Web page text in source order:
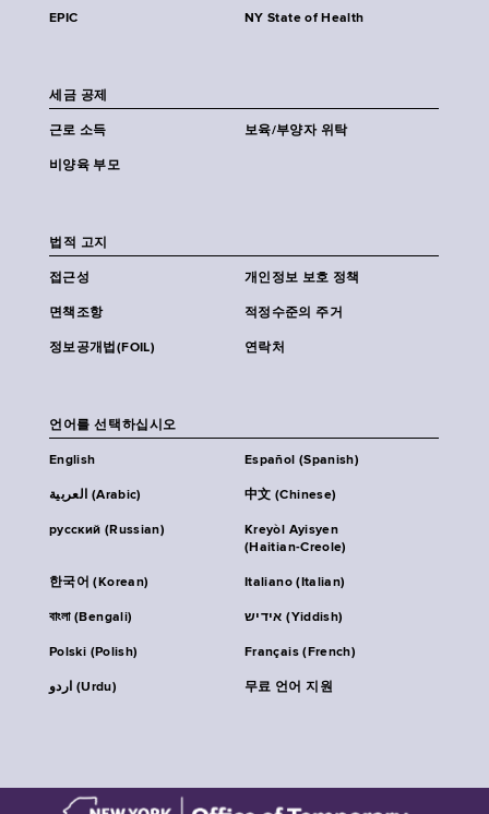
EPIC NY State of Health
세금 공제
근로 소득 보육/부양자 위탁
비양육 부모
법적 고지
접근성 개인정보 보호 정책
면책조항 적정수준의 주거
정보공개법(FOIL) 연락처
언어를 선택하십시오
English Español (Spanish)
العربية (Arabic) 中文 (Chinese)
русский (Russian)
Kreyòl Ayisyen
(Haitian-Creole)
한국어 (Korean) Italiano (Italian)
বাংলা (Bengali) אידיש (Yiddish)
Polski (Polish) Français (French)
اردو (Urdu) 무료 언어 지원